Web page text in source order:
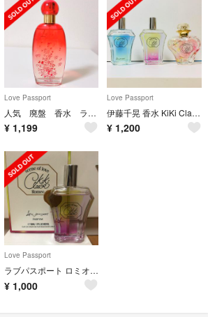
Love Passport
人気 廃盤 香水 ラブパスポート ロージースカイ オードパルファム 50ml
¥ 1,199
Love Passport
伊藤千晃 香水 KiKi Claire
¥ 1,200
Love Passport
ラブパスポート ロミオ キキクレールオードパルファム
¥ 1,000